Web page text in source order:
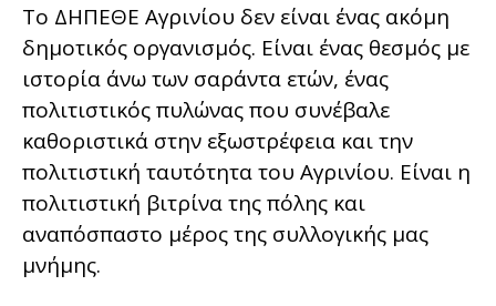
Το ΔΗΠΕΘΕ Αγρινίου δεν είναι ένας ακόμη
δημοτικός οργανισμός. Είναι ένας θεσμός με
ιστορία άνω των σαράντα ετών, ένας
πολιτιστικός πυλώνας που συνέβαλε
καθοριστικά στην εξωστρέφεια και την
πολιτιστική ταυτότητα του Αγρινίου. Είναι η
πολιτιστική βιτρίνα της πόλης και
αναπόσπαστο μέρος της συλλογικής μας
μνήμης.